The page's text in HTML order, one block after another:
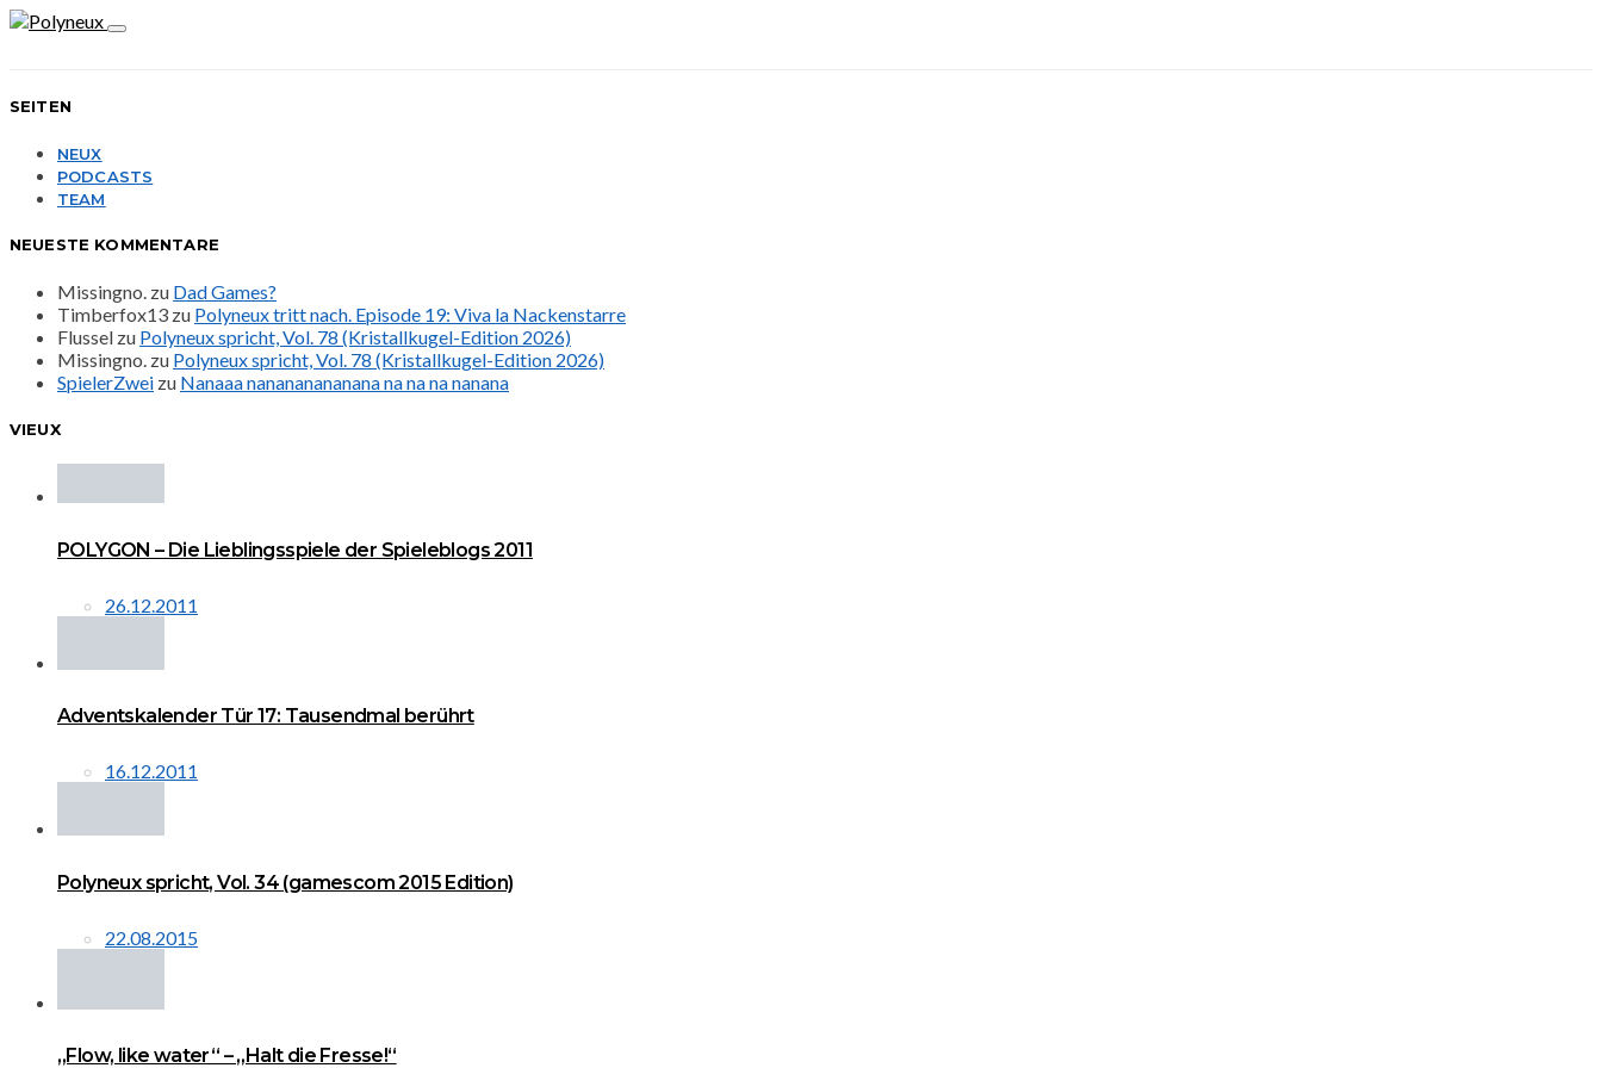
SEITEN
NEUX
PODCASTS
TEAM
NEUESTE KOMMENTARE
Missingno. zu Dad Games?
Timberfox13 zu Polyneux tritt nach. Episode 19: Viva la Nackenstarre
Flussel zu Polyneux spricht, Vol. 78 (Kristallkugel-Edition 2026)
Missingno. zu Polyneux spricht, Vol. 78 (Kristallkugel-Edition 2026)
SpielerZwei zu Nanaaa nanananananana na na na nanana
VIEUX
POLYGON – Die Lieblingsspiele der Spieleblogs 2011
26.12.2011
Adventskalender Tür 17: Tausendmal berührt
16.12.2011
Polyneux spricht, Vol. 34 (gamescom 2015 Edition)
22.08.2015
„Flow, like water“ – „Halt die Fresse!“